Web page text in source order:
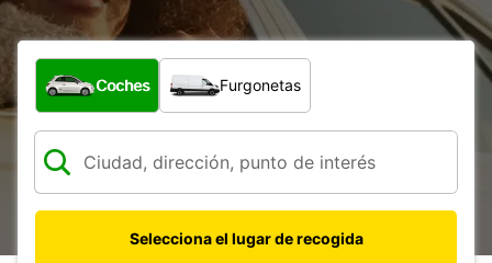
¿Qué tipo de vehículo?
Coches Furgonetas
Selecciona el lugar de recogida